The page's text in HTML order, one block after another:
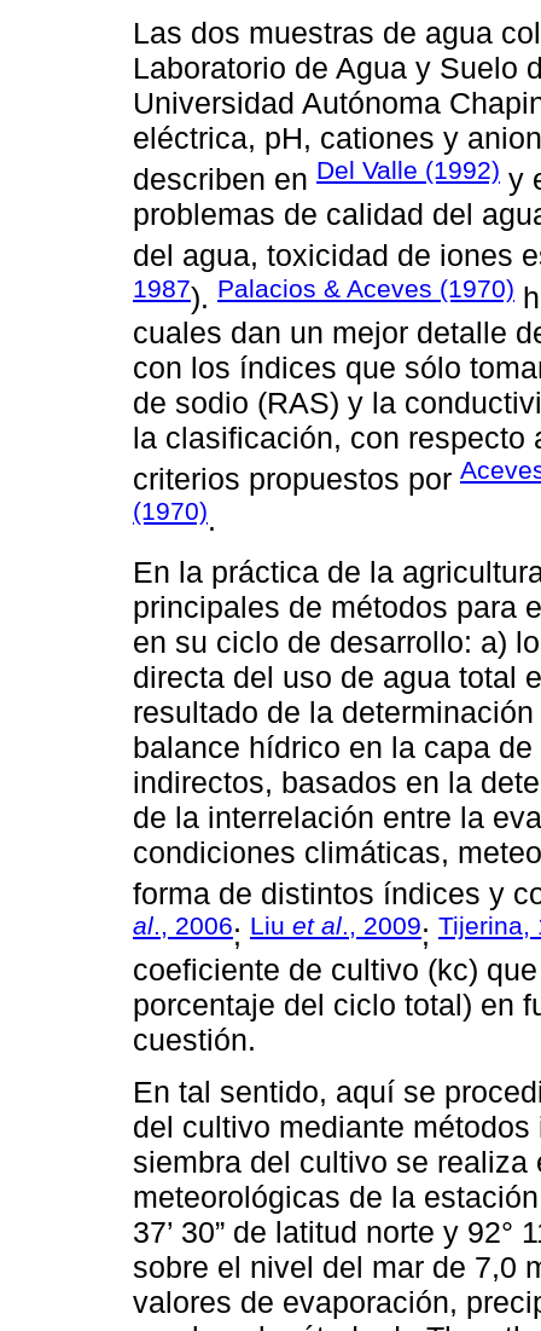
Las dos muestras de agua
Laboratorio de Agua y Suelo
Universidad Autónoma
eléctrica, pH, cationes y
describen en Del Valle (1992) y
problemas de calidad del
del agua, toxicidad de iones
1987). Palacios & Aceves (1970)
cuales dan un mejor detalle
con los índices que sólo
de sodio (RAS) y la
la clasificación, con respecto
criterios propuestos por
(1970).
En la práctica de la
principales de métodos para
en su ciclo de desarrollo: a)
directa del uso de agua total
resultado de la
balance hídrico en la capa
indirectos, basados en la
de la interrelación entre la
condiciones climáticas,
forma de distintos índices y
al., 2006; Liu et al., 2009; Tijerina,
coeficiente de cultivo (kc)
porcentaje del ciclo total) en
cuestión.
En tal sentido, aquí se
del cultivo mediante
siembra del cultivo se
meteorológicas de la
37’ 30” de latitud norte y 92°
sobre el nivel del mar de 7,0
valores de evaporación,